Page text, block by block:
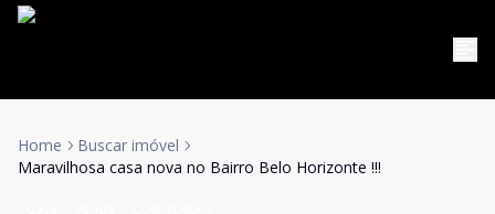
Home
Buscar imóvel
Maravilhosa casa nova no Bairro Belo Horizonte !!!